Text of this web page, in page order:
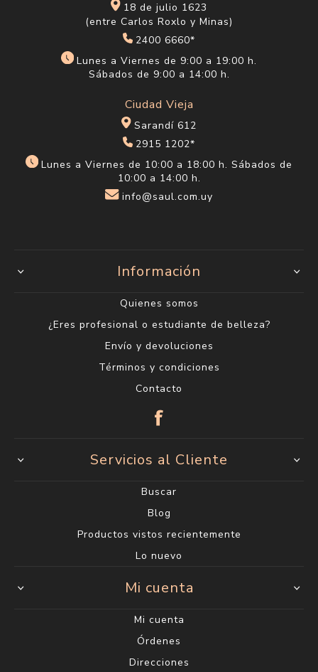
18 de julio 1623
(entre Carlos Roxlo y Minas)
2400 6660*
Lunes a Viernes de 9:00 a 19:00 h.
Sábados de 9:00 a 14:00 h.
Ciudad Vieja
Sarandí 612
2915 1202*
Lunes a Viernes de 10:00 a 18:00 h. Sábados de
10:00 a 14:00 h.
info@saul.com.uy
Información
Quienes somos
¿Eres profesional o estudiante de belleza?
Envío y devoluciones
Términos y condiciones
Contacto
Servicios al Cliente
Buscar
Blog
Productos vistos recientemente
Lo nuevo
Mi cuenta
Mi cuenta
Órdenes
Direcciones